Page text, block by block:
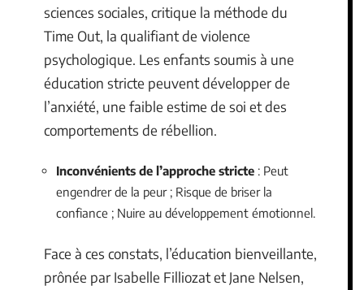
sciences sociales, critique la méthode du
Time Out, la qualifiant de violence
psychologique. Les enfants soumis à une
éducation stricte peuvent développer de
l’anxiété, une faible estime de soi et des
comportements de rébellion.
Inconvénients de l’approche stricte : Peut
engendrer de la peur ; Risque de briser la
confiance ; Nuire au développement émotionnel.
Face à ces constats, l’éducation bienveillante,
prônée par Isabelle Filliozat et Jane Nelsen,